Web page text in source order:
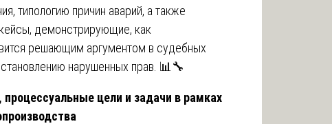
типологию причин аварий, а также
демонстрирующие, как
решающим аргументом в судебных
нарушенных прав. 📊🔧
цели и задачи в рамках